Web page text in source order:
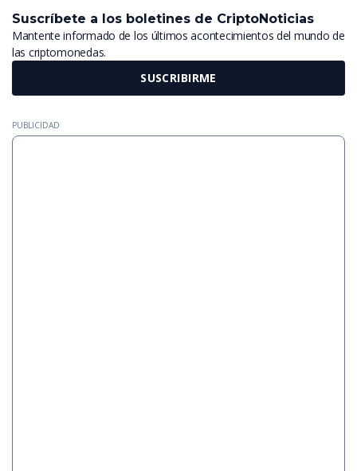
Suscríbete a los boletines de CriptoNoticias
Mantente informado de los últimos acontecimientos del mundo de
las criptomonedas.
SUSCRIBIRME
PUBLICIDAD